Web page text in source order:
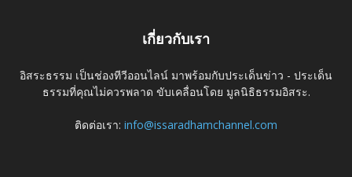
เกี่ยวกับเรา
อิสระธรรม เป็นช่องทีวีออนไลน์ มาพร้อมกับประเด็นข่าว - ประเด็น
ธรรมที่คุณไม่ควรพลาด ขับเคลื่อนโดย มูลนิธิธรรมอิสระ.
ติดต่อเรา: info@issaradhamchannel.com